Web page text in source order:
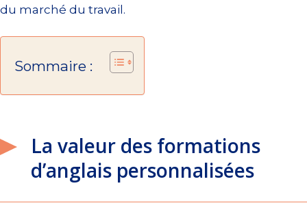
du marché du travail.
Sommaire :
La valeur des formations
d’anglais personnalisées